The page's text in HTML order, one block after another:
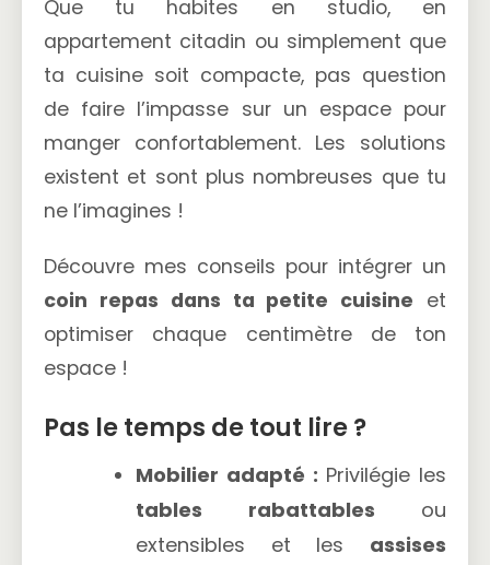
Que tu habites en studio, en
appartement citadin ou simplement que
ta cuisine soit compacte, pas question
de faire l’impasse sur un espace pour
manger confortablement. Les solutions
existent et sont plus nombreuses que tu
ne l’imagines !
Découvre mes conseils pour intégrer un
coin repas dans ta petite cuisine et
optimiser chaque centimètre de ton
espace !
Pas le temps de tout lire ?
Mobilier adapté : Privilégie les
tables rabattables ou
extensibles et les assises